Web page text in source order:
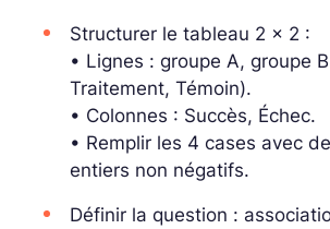
Structurer le tableau 2 × 2 :
• Lignes : groupe A, groupe
Traitement, Témoin).
• Colonnes : Succès, Échec.
• Remplir les 4 cases avec
entiers non négatifs.
Définir la question :